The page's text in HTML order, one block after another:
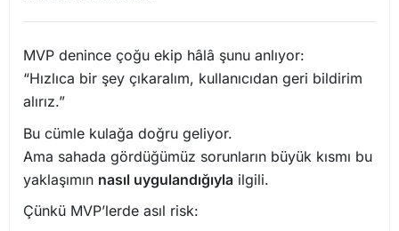
MVP denince çoğu ekip hâlâ şunu anlıyor:
“Hızlıca bir şey çıkaralım, kullanıcıdan geri bildirim
alırız.”
Bu cümle kulağa doğru geliyor.
Ama sahada gördüğümüz sorunların büyük kısmı bu
yaklaşımın nasıl uygulandığıyla ilgili.
Çünkü MVP’lerde asıl risk: